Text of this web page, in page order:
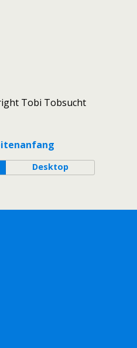
Tobi Tobsucht
Desktop